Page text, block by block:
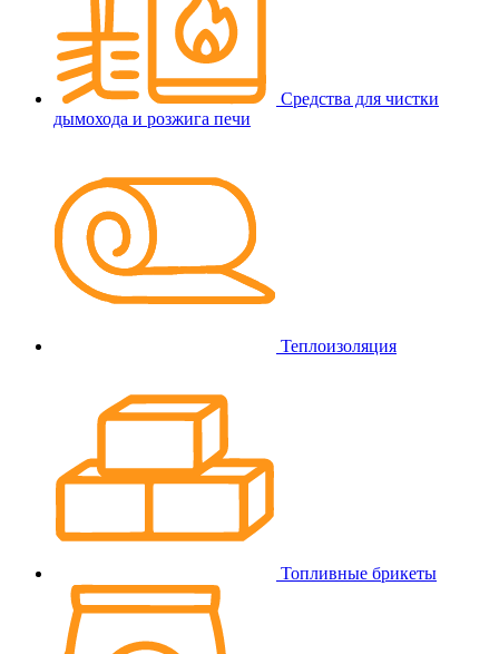
Средства для чистки
дымохода и розжига печи
Теплоизоляция
Топливные брикеты